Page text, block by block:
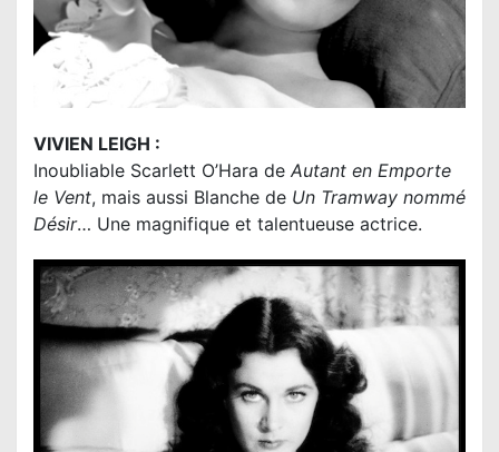
VIVIEN LEIGH :
Inoubliable Scarlett O’Hara de Autant en Emporte
le Vent, mais aussi Blanche de Un Tramway nommé
Désir… Une magnifique et talentueuse actrice.